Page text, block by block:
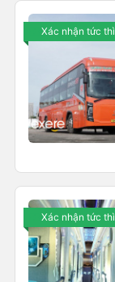
Xác nhận tức thì
Xác nhận tức thì